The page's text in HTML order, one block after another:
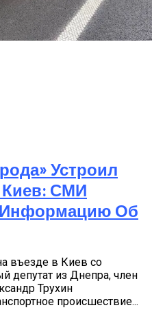
Устроил
СМИ
Информацию Об
въезде в Киев со
депутат из Днепра, член
Трухин
происшествие...